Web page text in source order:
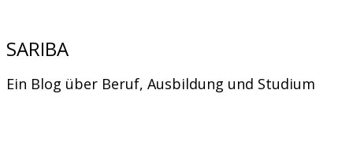
SARIBA
Ein Blog über Beruf, Ausbildung und Studium